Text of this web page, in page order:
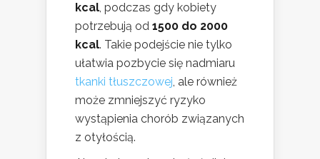
kcal, podczas gdy kobiety
potrzebują od 1500 do 2000
kcal. Takie podejście nie tylko
ułatwia pozbycie się nadmiaru
tkanki tłuszczowej, ale również
może zmniejszyć ryzyko
wystąpienia chorób związanych
z otyłością.